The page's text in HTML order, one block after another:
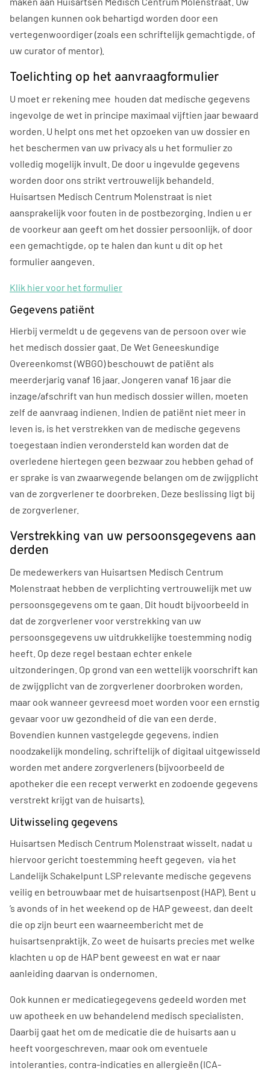
belangen kunnen ook behartigd worden door een
vertegenwoordiger (zoals een schriftelijk gemachtigde, of
uw curator of mentor).
Toelichting op het aanvraagformulier
U moet er rekening mee houden dat medische gegevens
ingevolge de wet in principe maximaal vijftien jaar bewaard
worden. U helpt ons met het opzoeken van uw dossier en
het beschermen van uw privacy als u het formulier zo
volledig mogelijk invult. De door u ingevulde gegevens
worden door ons strikt vertrouwelijk behandeld.
Huisartsen Medisch Centrum Molenstraat is niet
aansprakelijk voor fouten in de postbezorging. Indien u er
de voorkeur aan geeft om het dossier persoonlijk, of door
een gemachtigde, op te halen dan kunt u dit op het
formulier aangeven.
Klik hier voor het formulier
Gegevens patiënt
Hierbij vermeldt u de gegevens van de persoon over wie
het medisch dossier gaat. De Wet Geneeskundige
Overeenkomst (WBGO) beschouwt de patiënt als
meerderjarig vanaf 16 jaar. Jongeren vanaf 16 jaar die
inzage/afschrift van hun medisch dossier willen, moeten
zelf de aanvraag indienen. Indien de patiënt niet meer in
leven is, is het verstrekken van de medische gegevens
toegestaan indien verondersteld kan worden dat de
overledene hiertegen geen bezwaar zou hebben gehad of
er sprake is van zwaarwegende belangen om de zwijgplicht
van de zorgverlener te doorbreken. Deze beslissing ligt bij
de zorgverlener.
Verstrekking van uw persoonsgegevens aan
derden
De medewerkers van Huisartsen Medisch Centrum
Molenstraat hebben de verplichting vertrouwelijk met uw
persoonsgegevens om te gaan. Dit houdt bijvoorbeeld in
dat de zorgverlener voor verstrekking van uw
persoonsgegevens uw uitdrukkelijke toestemming nodig
heeft. Op deze regel bestaan echter enkele
uitzonderingen. Op grond van een wettelijk voorschrift kan
de zwijgplicht van de zorgverlener doorbroken worden,
maar ook wanneer gevreesd moet worden voor een ernstig
gevaar voor uw gezondheid of die van een derde.
Bovendien kunnen vastgelegde gegevens, indien
noodzakelijk mondeling, schriftelijk of digitaal uitgewisseld
worden met andere zorgverleners (bijvoorbeeld de
apotheker die een recept verwerkt en zodoende gegevens
verstrekt krijgt van de huisarts).
Uitwisseling gegevens
Huisartsen Medisch Centrum Molenstraat wisselt, nadat u
hiervoor gericht toestemming heeft gegeven, via het
Landelijk Schakelpunt LSP relevante medische gegevens
veilig en betrouwbaar met de huisartsenpost (HAP). Bent u
’s avonds of in het weekend op de HAP geweest, dan deelt
die op zijn beurt een waarneembericht met de
huisartsenpraktijk. Zo weet de huisarts precies met welke
klachten u op de HAP bent geweest en wat er naar
aanleiding daarvan is ondernomen.
Ook kunnen er medicatiegegevens gedeeld worden met
uw apotheek en uw behandelend medisch specialisten.
Daarbij gaat het om de medicatie die de huisarts aan u
heeft voorgeschreven, maar ook om eventuele
intoleranties, contra-indicaties en allergieën (ICA-